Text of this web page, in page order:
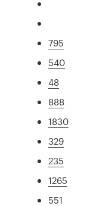
795
540
48
888
1830
329
235
1265
551